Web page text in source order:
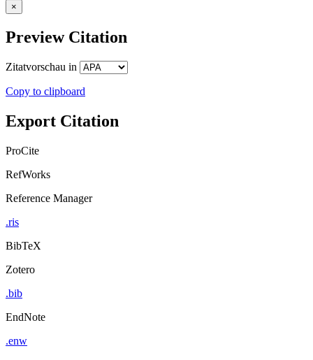
×
Preview Citation
Zitatvorschau in
Copy to clipboard
Export Citation
ProCite
RefWorks
Reference Manager
.ris
BibTeX
Zotero
.bib
EndNote
.enw